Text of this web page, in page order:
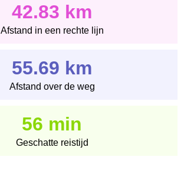
42.83 km
Afstand in een rechte lijn
55.69 km
Afstand over de weg
56 min
Geschatte reistijd